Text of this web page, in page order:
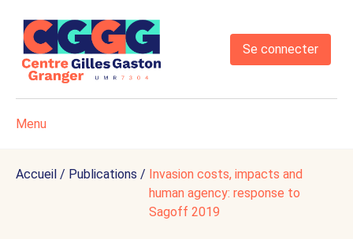
Se connecter
Menu
Accueil / Publications / Invasion costs, impacts and
human agency: response to
Sagoff 2019